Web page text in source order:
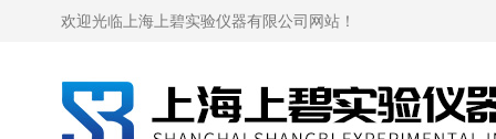
欢迎光临上海上碧实验仪器有限公司网站！